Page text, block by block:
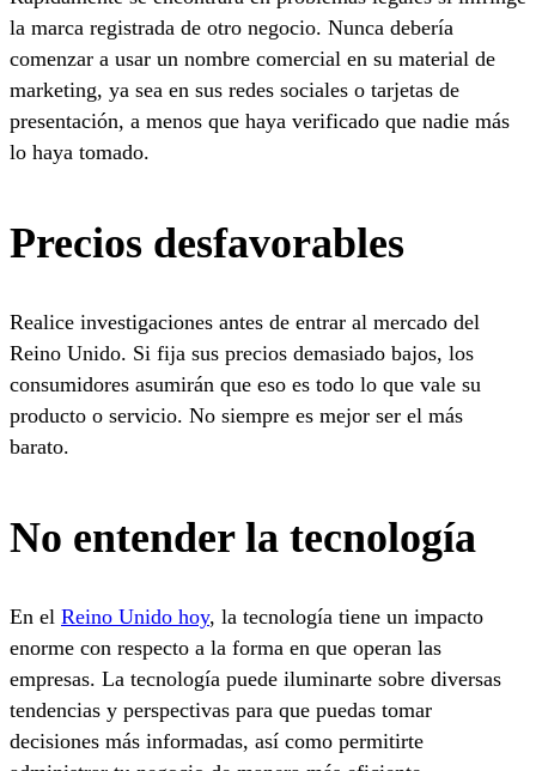
la marca registrada de otro negocio. Nunca debería
comenzar a usar un nombre comercial en su material de
marketing, ya sea en sus redes sociales o tarjetas de
presentación, a menos que haya verificado que nadie más
lo haya tomado.
Precios desfavorables
Realice investigaciones antes de entrar al mercado del
Reino Unido. Si fija sus precios demasiado bajos, los
consumidores asumirán que eso es todo lo que vale su
producto o servicio. No siempre es mejor ser el más
barato.
No entender la tecnología
En el Reino Unido hoy, la tecnología tiene un impacto
enorme con respecto a la forma en que operan las
empresas. La tecnología puede iluminarte sobre diversas
tendencias y perspectivas para que puedas tomar
decisiones más informadas, así como permitirte